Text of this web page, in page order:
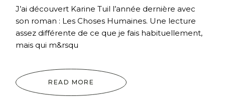
J’ai découvert Karine Tuil l’année dernière avec
son roman : Les Choses Humaines. Une lecture
assez différente de ce que je fais habituellement,
mais qui m&rsqu
READ MORE